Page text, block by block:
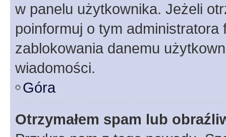
w panelu użytkownika. Jeżeli
poinformuj o tym
zablokowania danemu
wiadomości.
Góra
Otrzymałem spam lub